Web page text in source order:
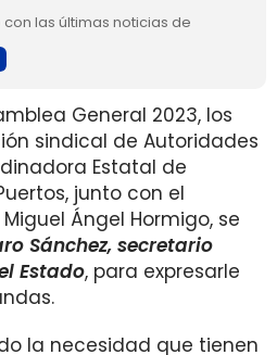
las últimas noticias de
General 2023, los
sindical de Autoridades
Estatal de
junto con el
Ángel Hormigo, se
Sánchez, secretario
Estado, para expresarle
la necesidad que tienen